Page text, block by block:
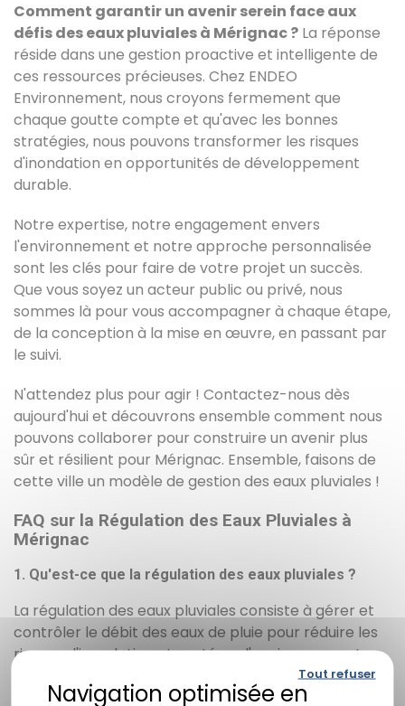
Comment garantir un avenir serein face aux
défis des eaux pluviales à Mérignac ? La réponse
réside dans une gestion proactive et intelligente de
ces ressources précieuses. Chez ENDEO
Environnement, nous croyons fermement que
chaque goutte compte et qu'avec les bonnes
stratégies, nous pouvons transformer les risques
d'inondation en opportunités de développement
durable.
Notre expertise, notre engagement envers
l'environnement et notre approche personnalisée
sont les clés pour faire de votre projet un succès.
Que vous soyez un acteur public ou privé, nous
sommes là pour vous accompagner à chaque étape,
de la conception à la mise en œuvre, en passant par
le suivi.
N'attendez plus pour agir ! Contactez-nous dès
aujourd'hui et découvrons ensemble comment nous
pouvons collaborer pour construire un avenir plus
sûr et résilient pour Mérignac. Ensemble, faisons de
cette ville un modèle de gestion des eaux pluviales !
FAQ sur la Régulation des Eaux Pluviales à
Mérignac
1. Qu'est-ce que la régulation des eaux pluviales ?
La régulation des eaux pluviales consiste à gérer et
contrôler le débit des eaux de pluie pour réduire les
risques d'inondation et protéger l'environnement.
Cela inclut des études hydrologiques, la conception
d'ouvrages et des solutions d'aménagement.
Tout refuser